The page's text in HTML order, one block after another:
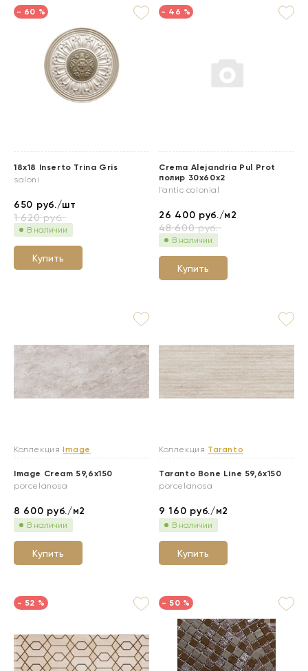
- 60 %
18x18 Inserto Trina Gris
saloni
650 руб./шт
1 620руб.
В наличии
Купить
- 46 %
Crema Alejandria Pul Prot
полир 30x60x2
l'antic colonial
26 400 руб./м2
48 600руб.
В наличии
Купить
Коллекция Image
Image Cream 59,6x150
porcelanosa
8 600 руб./м2
В наличии
Купить
Коллекция Taranto
Taranto Bone Line 59,6x150
porcelanosa
9 160 руб./м2
В наличии
Купить
- 52 % - 50 %